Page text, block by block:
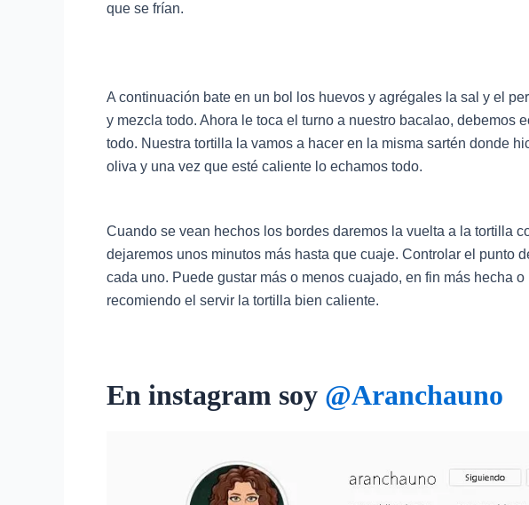
que se frían.
A continuación bate en un bol los huevos y agrégales la sal y el
y mezcla todo. Ahora le toca el turno a nuestro bacalao, debemos
todo. Nuestra tortilla la vamos a hacer en la misma sartén donde
oliva y una vez que esté caliente lo echamos todo.
Cuando se vean hechos los bordes daremos la vuelta a la tortilla
dejaremos unos minutos más hasta que cuaje. Controlar el punto
cada uno. Puede gustar más o menos cuajado, en fin más hecha
recomiendo el servir la tortilla bien caliente.
En instagram soy @Aranchauno